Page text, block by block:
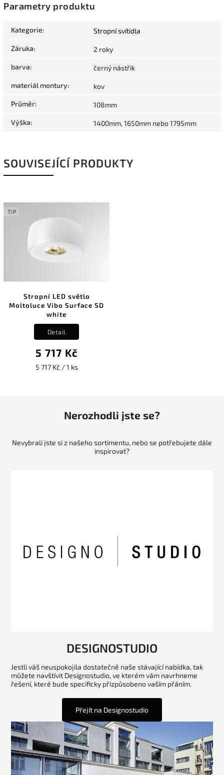
Parametry produktu
Kategorie: Stropní svítidla
Záruka: 2 roky
barva: černý nástřik
materiál montury: kov
Průměr: 108mm
Výška: 1400mm, 1650mm nebo 1795mm
SOUVISEJÍCÍ PRODUKTY
TIP
Stropní LED světlo
Moltoluce Vibo Surface SD
white
5 717 Kč
5 717 Kč / 1 ks
Detail
Nerozhodli jste se?
Nevybrali jste si z našeho sortimentu, nebo se potřebujete dále
inspirovat?
DESIGNOSTUDIO
Jestli váš neuspokojila dostatečně naše stávající nabídka, tak
můžete navštívit Designostudio, ve kterém vám navrhneme
řešení, které bude specificky přizpůsobeno vaším přáním.
Přejít na Designostudio